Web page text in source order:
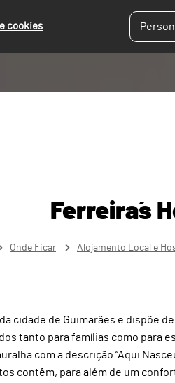
cookies.
Ferreira´s
Onde Ficar Alojamento Local e
da cidade de Guimarães e dispõe
tanto para famílias como para
com a descrição “Aqui
contêm, para além de um